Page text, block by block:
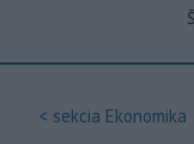
< sekcia Ekonomika